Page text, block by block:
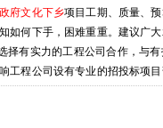
政府文化下乡项目工期、质量、
如何下手，困难重重。建议广
择有实力的工程公司合作，与
工程公司设有专业的招投标项